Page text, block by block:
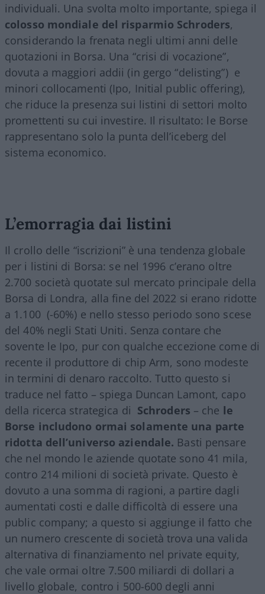
individuali. Una svolta molto importante, spiega il
colosso mondiale del risparmio Schroders,
considerando la frenata negli ultimi anni delle
quotazioni in Borsa. Una “crisi di vocazione”,
dovuta a maggiori addii (in gergo “delisting”) e
minori collocamenti (Ipo, Initial public offering),
che riduce la presenza sui listini di settori molto
promettenti su cui investire. Il risultato: le Borse
rappresentano solo la punta dell’iceberg del
sistema economico.
L’emorragia dai listini
Il crollo delle “iscrizioni” è una tendenza globale
per i listini di Borsa: se nel 1996 c’erano oltre
2.700 società quotate sul mercato principale della
Borsa di Londra, alla fine del 2022 si erano ridotte
a 1.100 (-60%) e nello stesso periodo sono scese
del 40% negli Stati Uniti. Senza contare che
sovente le Ipo, pur con qualche eccezione come di
recente il produttore di chip Arm, sono modeste
in termini di denaro raccolto. Tutto questo si
traduce nel fatto – spiega Duncan Lamont, capo
della ricerca strategica di Schroders – che le
Borse includono ormai solamente una parte
ridotta dell’universo aziendale. Basti pensare
che nel mondo le aziende quotate sono 41 mila,
contro 214 milioni di società private. Questo è
dovuto a una somma di ragioni, a partire dagli
aumentati costi e dalle difficoltà di essere una
public company; a questo si aggiunge il fatto che
un numero crescente di società trova una valida
alternativa di finanziamento nel private equity,
che vale ormai oltre 7.500 miliardi di dollari a
livello globale, contro i 500-600 degli anni